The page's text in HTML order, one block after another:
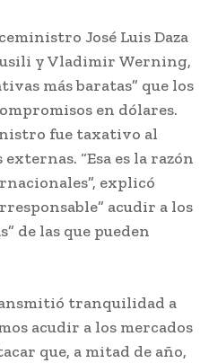
José Luis Daza
y Vladimir Werning,
más baratas” que los
en dólares.
fue taxativo al
“Esa es la razón
explicó
acudir a los
de las que pueden
tranquilidad a
acudir a los mercados
que, a mitad de año,